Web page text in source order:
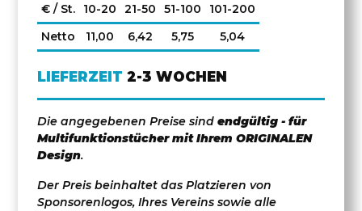
€ / St. 10-20 21-50 51-100
101-200
Netto
11,00 6,42 5,75 5,04
LIEFERZEIT 2-3 WOCHEN
Die angegebenen Preise sind endgültig - für
Multifunktionstücher mit Ihrem ORIGINALEN
Design.
Der Preis beinhaltet das Platzieren von
Sponsorenlogos, Ihres Vereins sowie alle